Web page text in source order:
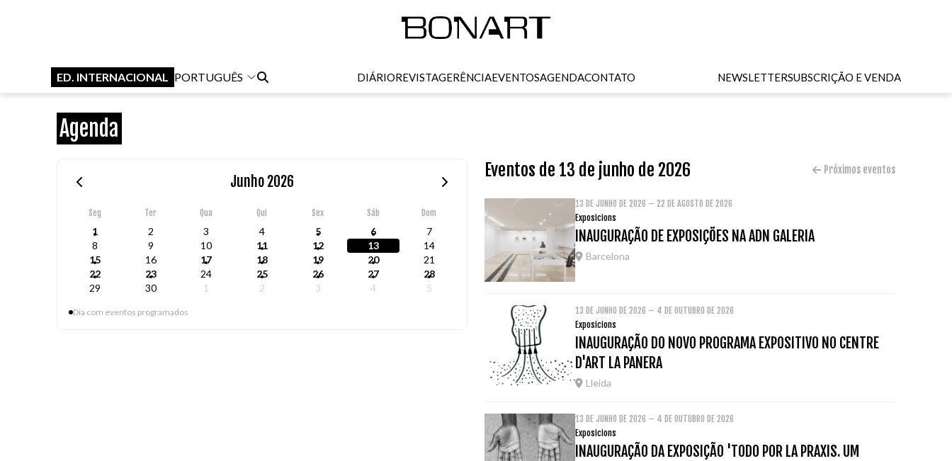
ED. INTERNACIONAL PORTUGUÊS DIÁRIOREVISTAGERÊNCIAEVENTOSAGENDACONTATO NEWSLETTERSUBSCRIÇÃO E VENDA
Agenda
Junho 2026
Seg Ter Qua Qui Sex Sáb Dom
1 2 3 4 5 6
7
8
9 10 11 12 13
14
15
16 17 18 19 20
21
22
23 24 25 26 27
28
29
30 1 2 3 4 5
Dia com eventos programados
Eventos de 13 de junho de 2026 Próximos eventos
13 DE JUNHO DE 2026 – 22 DE AGOSTO DE 2026
Exposicions
INAUGURAÇÃO DE EXPOSIÇÕES NA ADN GALERIA
Barcelona
13 DE JUNHO DE 2026 – 4 DE OUTUBRO DE 2026
Exposicions
INAUGURAÇÃO DO NOVO PROGRAMA EXPOSITIVO NO CENTRE
D'ART LA PANERA
Lleida
13 DE JUNHO DE 2026 – 4 DE OUTUBRO DE 2026
Exposicions
INAUGURAÇÃO DA EXPOSIÇÃO 'TODO POR LA PRAXIS. UM